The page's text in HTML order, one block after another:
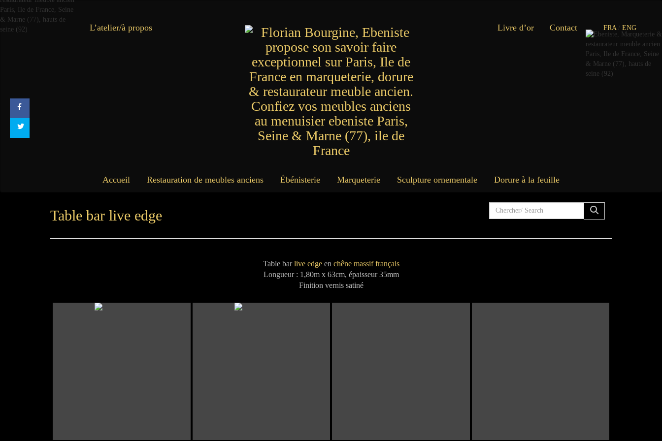
L’atelier/à propos Livre d’or Contact FRA/ ENG
Accueil Restauration de meubles anciens Ébénisterie Marqueterie Sculpture ornementale Dorure à la feuille
Table bar live edge
Table barlive edgeen chêne massif français
Longueur : 1,80m x 63cm, épaisseur 35mm
Finition vernis satiné